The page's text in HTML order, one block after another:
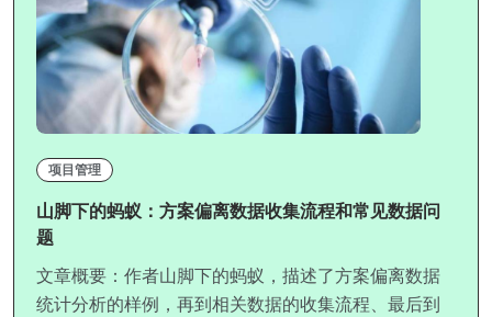
项目管理
山脚下的蚂蚁：方案偏离数据收集流程和常见数据问
题
文章概要：作者山脚下的蚂蚁，描述了方案偏离数据
统计分析的样例，再到相关数据的收集流程、最后到